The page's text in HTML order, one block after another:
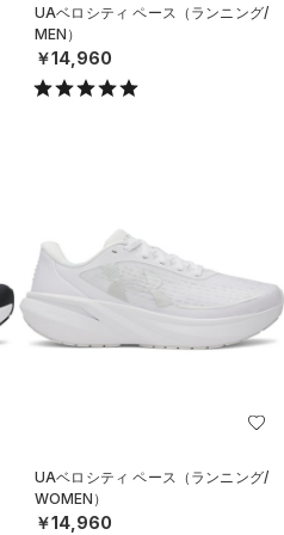
UAベロシティ ペース（ランニング/
MEN）
￥14,960
UAベロシティ ペース（ランニング/
WOMEN）
￥14,960